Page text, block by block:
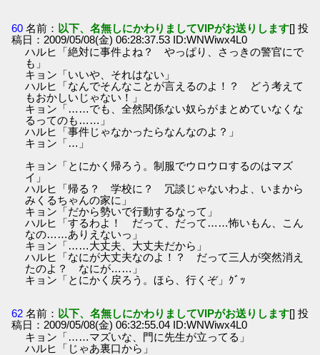
60 名前： 以下、名無しにかわりましてVIPがお送りします[] 投
稿日：2009/05/08(金) 06:28:37.53 ID:WNWiwx4L0
ハルヒ「絶対に事件よね？ やっぱり、さっきの警官にで
も」
キョン「いいや、それはない」
ハルヒ「なんでそんなことが言えるのよ！？ どう考えて
もおかしいじゃない！」
キョン「……でも、全然関係ない奴らがまとめていなくな
るってのも……」
ハルヒ「事件じゃなかったらなんなのよ？」
キョン「…」
キョン「とにかく帰ろう。制服でウロウロするのはマズ
イ」
ハルヒ「帰る？ 学校に？ 冗談じゃないわよ、いまから
みくるちゃんの家に」
キョン「だから勢いで行動するなって」
ハルヒ「するわよ！ だって、だって……怖いもん、こん
なの……ありえないっ」
キョン「……大丈夫、大丈夫だから」
ハルヒ「なにが大丈夫なのよ！？ だって三人が突然消え
たのよ？ なにが……」
キョン「とにかく戻ろう。ほら、行くぞ」ｸﾞｯ
62 名前： 以下、名無しにかわりましてVIPがお送りします[] 投
稿日：2009/05/08(金) 06:32:55.04 ID:WNWiwx4L0
キョン「……マズいな、門に先生が立ってる」
ハルヒ「じゃあ裏口から」